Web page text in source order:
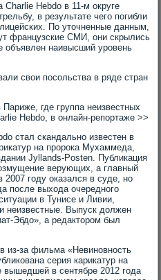
Hebdo в 11-м округе
в результате чего погибли
По уточненные данным,
французские СМИ, они скрылись
объявлен наивысший уровень
свои посольства в ряде стран
где группа неизвестных
Hebdo, в онлайн-репортаже >>
стал скандально известен в
на пророка Мухаммеда,
Jyllands-Posten. Публикация
верующих, а главный
году оказался в суде, но
после выхода очередного
в Тунисе и Ливии,
неизвестные. Выпуск должен
Эбдо», а редактором был
из-за фильма «Невиновность
серия карикатур на
в сентябре 2012 года